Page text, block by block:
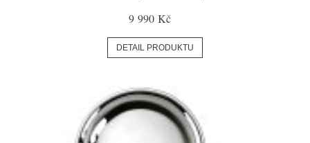
9 990 Kč
DETAIL PRODUKTU